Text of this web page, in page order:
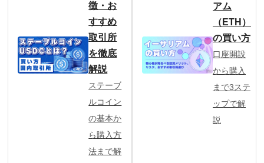
徴・お
すすめ
取引所
を徹底
解説
ステーブ
ルコイン
の基本か
ら購入方
法まで解
アム
（ETH）
の買い方
口座開設
から購入
まで3ステ
ップで解
説